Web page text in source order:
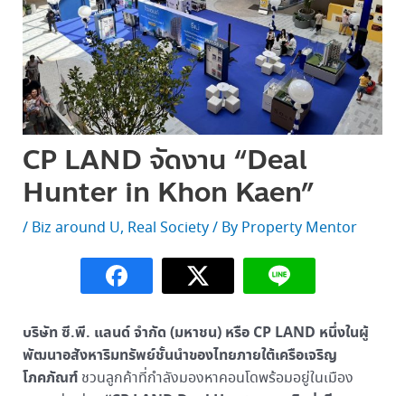
CP LAND จัดงาน “Deal
Hunter in Khon Kaen”
/ Biz around U, Real Society/ By Property Mentor
บริษัท ซี.พี. แลนด์ จำกัด (มหาชน) หรือ CP LAND หนึ่งในผู้
พัฒนาอสังหาริมทรัพย์ชั้นนำของไทยภายใต้เครือเจริญ
โภคภัณฑ์ชวนลูกค้าที่กำลังมองหาคอนโดพร้อมอยู่ในเมือง